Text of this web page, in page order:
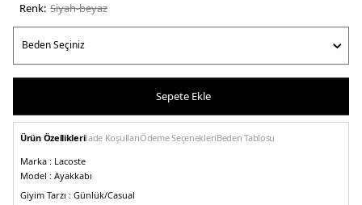
Renk: si̇yah-beyaz
Sepete Ekle
Ürün Özellikleriİade KoşullarıÖdeme SeçenekleriBeden Tablosu
Marka : Lacoste
Model : Ayakkabı
Giyim Tarzı : Günlük/Casual